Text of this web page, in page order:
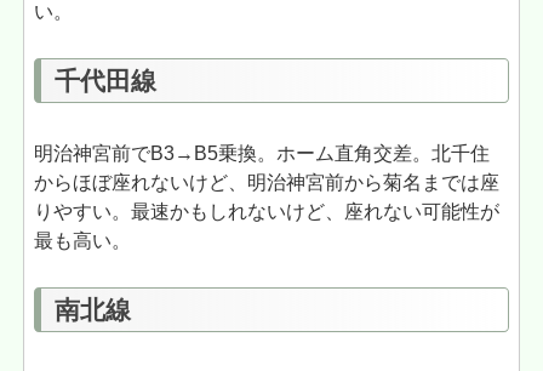
い。
千代田線
明治神宮前でB3→B5乗換。ホーム直角交差。北千住
からほぼ座れないけど、明治神宮前から菊名までは座
りやすい。最速かもしれないけど、座れない可能性が
最も高い。
南北線